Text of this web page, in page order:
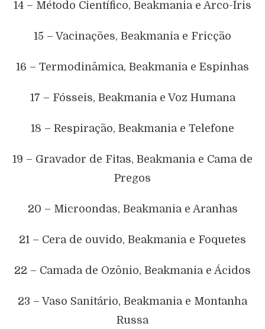
14 – Método Científico, Beakmania e Arco-Íris
15 – Vacinações, Beakmania e Fricção
16 – Termodinâmica, Beakmania e Espinhas
17 – Fósseis, Beakmania e Voz Humana
18 – Respiração, Beakmania e Telefone
19 – Gravador de Fitas, Beakmania e Cama de
Pregos
20 – Microondas, Beakmania e Aranhas
21 – Cera de ouvido, Beakmania e Foquetes
22 – Camada de Ozônio, Beakmania e Ácidos
23 – Vaso Sanitário, Beakmania e Montanha
Russa